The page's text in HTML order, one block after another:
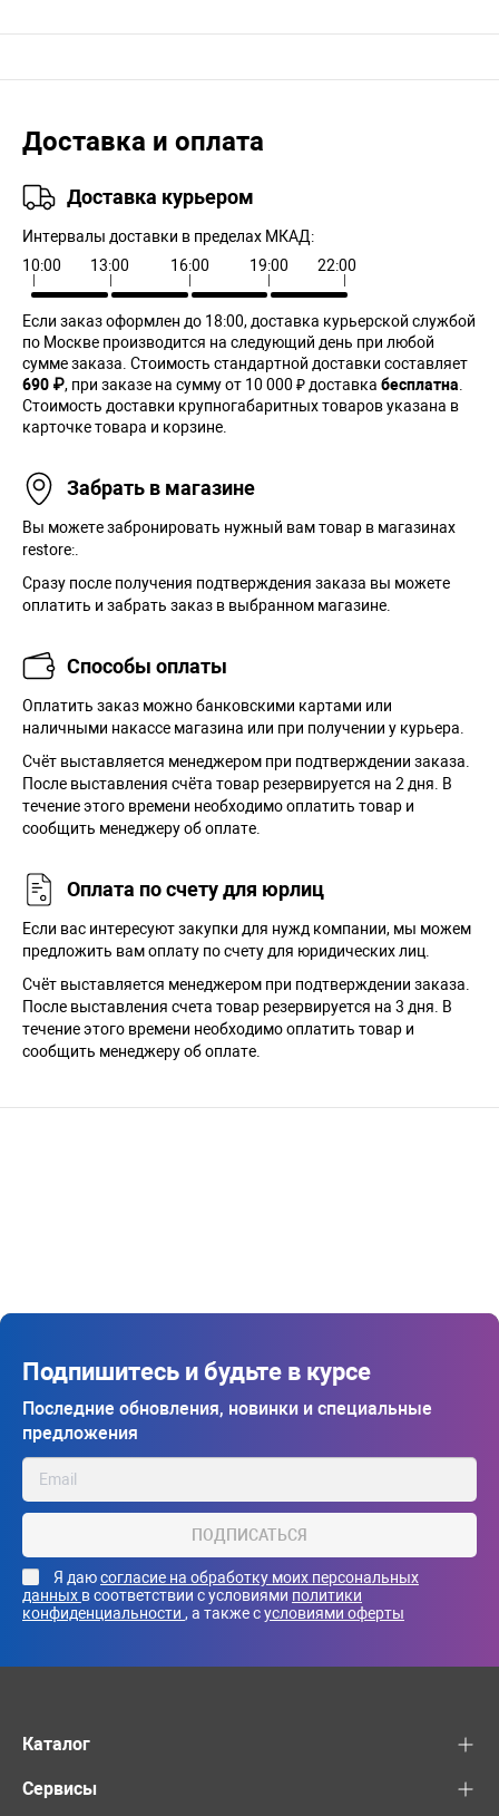
Доставка и оплата
Доставка курьером
Интервалы доставки в пределах МКАД:
10:00
13:00 16:00 19:00 22:00
Если заказ оформлен до 18:00, доставка курьерской службой
по Москве производится на следующий день при любой
сумме заказа. Cтоимость стандартной доставки составляет
690 ₽, при заказе на сумму от 10 000 ₽ доставка бесплатна
Стоимость доставки крупногабаритных товаров указана в
карточке товара и корзине.
Забрать в магазине
Вы можете забронировать нужный вам товар в магазинах
restore:.
Сразу после получения подтверждения заказа вы можете
оплатить и забрать заказ в выбранном магазине.
Способы оплаты
Оплатить заказ можно банковскими картами или
наличными накассе магазина или при получении у курьера.
Cчёт выставляется менеджером при подтверждении заказа.
После выставления счёта товар резервируется на 2 дня. В
течение этого времени необходимо оплатить товар и
сообщить менеджеру об оплате.
Оплата по счету для юрлиц
Если вас интересуют закупки для нужд компании, мы можем
предложить вам оплату по счету для юридических лиц.
Счёт выставляется менеджером при подтверждении заказа.
После выставления счета товар резервируется на 3 дня. В
течение этого времени необходимо оплатить товар и
сообщить менеджеру об оплате.
Подпишитесь и будьте в курсе
Последние обновления, новинки и специальные
предложения
ПОДПИСАТЬСЯ
Я даюсогласие на обработку моих персональных
данных в соответствии с условиями политики
конфиденциальности , а также сусловиями оферты
Каталог
Сервисы